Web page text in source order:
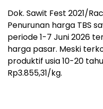
Dok. Sawit Fest 2021/
Penurunan harga TBS
periode 1-7 Juni 2026
harga pasar. Meski
produktif usia 10-20
Rp3.855,31/kg.